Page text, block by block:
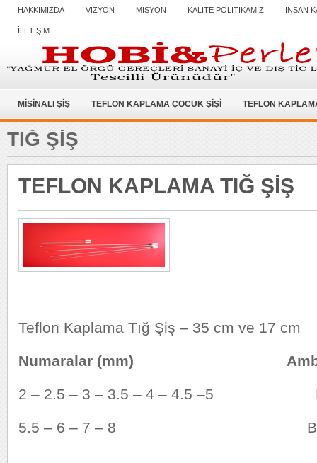
HAKKIMIZDA VİZYON MİSYON KALİTE POLİTİKAMIZ İNSAN
İLETİŞİM
MİSİNALI ŞİŞ TEFLON KAPLAMA ÇOCUK ŞİŞİ TEFLON
TIĞ ŞIŞ
TEFLON KAPLAMA TIĞ ŞİŞ
Teflon Kaplama Tığ Şiş – 35 cm ve 17 cm
Numaralar (mm)
2 – 2.5 – 3 – 3.5 – 4 – 4.5 –5 Bir
5.5 – 6 – 7 – 8 Bir